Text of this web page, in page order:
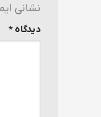
نشانی
دیدگاه*